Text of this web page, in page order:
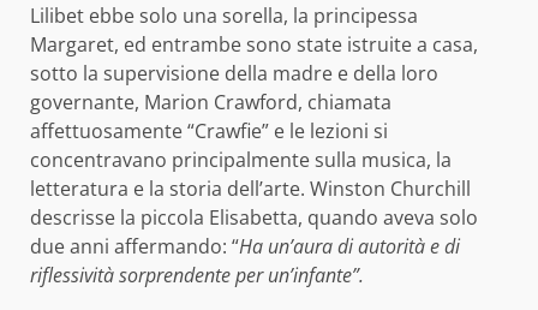
Lilibet ebbe solo una sorella, la principessa
Margaret, ed entrambe sono state istruite a casa,
sotto la supervisione della madre e della loro
governante, Marion Crawford, chiamata
affettuosamente “Crawfie” e le lezioni si
concentravano principalmente sulla musica, la
letteratura e la storia dell’arte. Winston Churchill
descrisse la piccola Elisabetta, quando aveva solo
due anni affermando: “Ha un’aura di autorità e di
riflessività sorprendente per un’infante”.